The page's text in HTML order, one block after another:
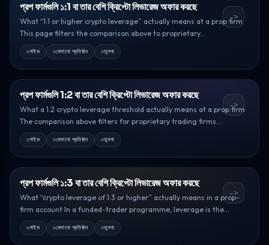
প্রপ ফার্মগুলি ১:1 বা তার বেশি ক্রিপ্টো লিভারেজ অফার করছে
What “1:1 or higher crypto leverage” actually means at a prop firm
This page filters the comparison above to proprietary...
গাইড মেলানো প্রতিষ্ঠান তুলনা
->
প্রপ ফার্মগুলি 1:2 বা তার বেশি ক্রিপ্টো লিভারেজ অফার করছে
What a 1:2 crypto leverage threshold actually means at a prop firm
The comparison above filters for proprietary trading firms...
গাইড মেলানো প্রতিষ্ঠান তুলনা
->
প্রপ ফার্মগুলি ১:3 বা তার বেশি ক্রিপ্টো লিভারেজ অফার করছে
What “crypto leverage of 1:3 or higher” actually means in a prop-
firm account In a funded-trader programme, leverage is the...
গাইড মেলানো প্রতিষ্ঠান তুলনা
->